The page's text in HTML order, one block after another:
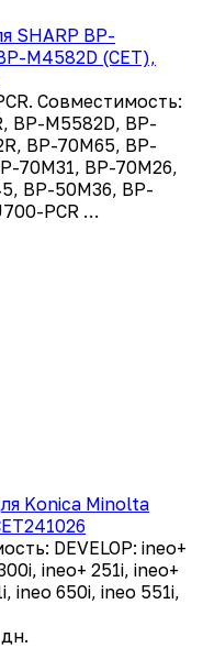
SHARP BP-
M4582D (CET),
Совместимость:
BP-M5582D, BP-
BP-70M65, BP-
70M31, BP-70M26,
BP-50M36, BP-
PCR …
Konica Minolta
DEVELOP: ineo+
ineo+ 251i, ineo+
ineo 650i, ineo 551i,